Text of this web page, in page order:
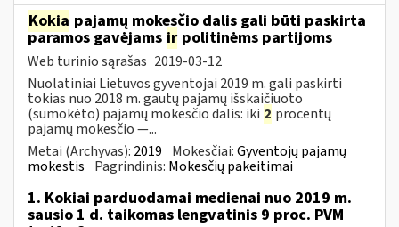
Kokia pajamų mokesčio dalis gali būti paskirta
paramos gavėjams ir politinėms partijoms
Web turinio sąrašas 2019-03-12
Nuolatiniai Lietuvos gyventojai 2019 m. gali paskirti
tokias nuo 2018 m. gautų pajamų išskaičiuoto
(sumokėto) pajamų mokesčio dalis: iki 2 procentų
pajamų mokesčio —...
Metai (Archyvas): 2019 Mokesčiai:Gyventojų pajamų
mokestis Pagrindinis: Mokesčių pakeitimai
1. Kokiai parduodamai medienai nuo 2019 m.
sausio 1 d. taikomas lengvatinis 9 proc. PVM